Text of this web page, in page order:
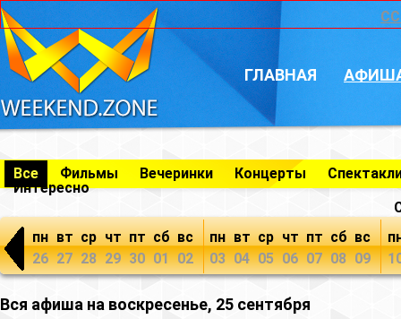
ГЛАВНАЯ
Все Фильмы Вечеринки Концерты
Интересно
пн
26
вт
27
ср
28
чт
29
пт
30
сб
01
вс
02
пн
03
вт
04
ср
05
чт
06
пт
07
сб
08
вс
09
Вся афиша на воскресенье, 25 сентября